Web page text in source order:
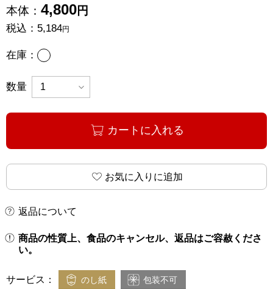
本体： 4,800円
税込： 5,184円
在庫： あり
数量
カートに入れる
お気に入りに追加
返品について
商品の性質上、食品のキャンセル、返品はご容赦くださ
い。
サービス： のし紙 包装不可